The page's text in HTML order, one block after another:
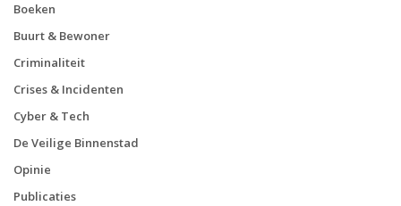
Boeken
Buurt & Bewoner
Criminaliteit
Crises & Incidenten
Cyber & Tech
De Veilige Binnenstad
Opinie
Publicaties